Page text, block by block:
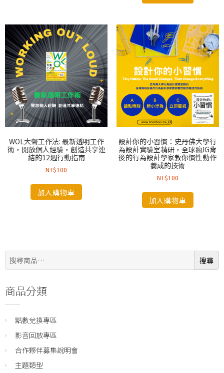
WOL大聲工作法: 最新透明工作
術，開放個人經驗，創造共享連
結的12週行動指南
NT$100
加入購物車
設計你的小習慣：史丹佛大學行
為設計實驗室精研，全球瘋IG背
後的行為設計學家教你慣性動作
養成的技術
NT$100
加入購物車
搜
尋:
搜尋
商品分類
點數兌換專區
影音回放專區
合作夥伴募集說明會
主題類型